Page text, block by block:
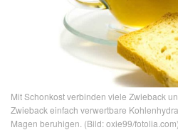
Mit Schonkost verbinden viele Zwieback
Zwieback einfach verwertbare
Magen beruhigen. (Bild: oxie99/fotolia.com)